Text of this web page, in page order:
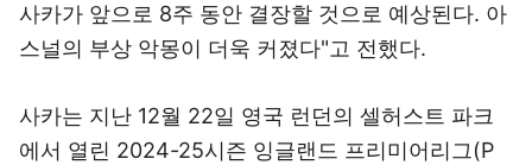
사카가 앞으로 8주 동안 결장할 것으로 예상된다. 아
스널의 부상 악몽이 더욱 커졌다"고 전했다.
사카는 지난 12월 22일 영국 런던의 셀허스트 파크
에서 열린 2024-25시즌 잉글랜드 프리미어리그(P